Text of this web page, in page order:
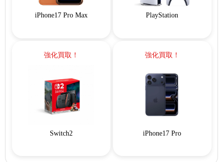
iPhone17 Pro Max PlayStation
強化買取！
Switch2
強化買取！
iPhone17 Pro